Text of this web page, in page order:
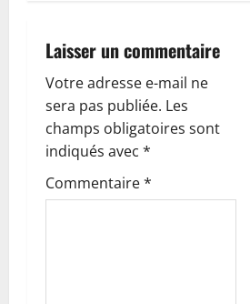
i
o
n
d
’
Laisser un commentaire
Votre adresse e-mail ne
sera pas publiée. Les
champs obligatoires sont
indiqués avec *
Commentaire*